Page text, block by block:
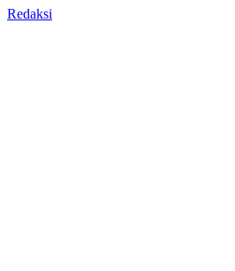
Redaksi